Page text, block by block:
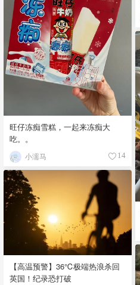
旺仔冻痴雪糕，一起来冻痴大
吃。。
小濡马 14
【高温预警】36℃极端热浪杀回
英国！纪录恐打破